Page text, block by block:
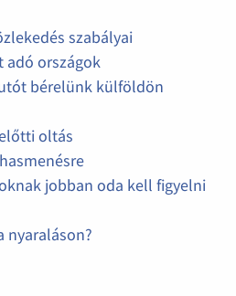
szabályai
adó országok
bérelünk külföldön
oltás
jobban oda kell figyelni
nyaraláson?